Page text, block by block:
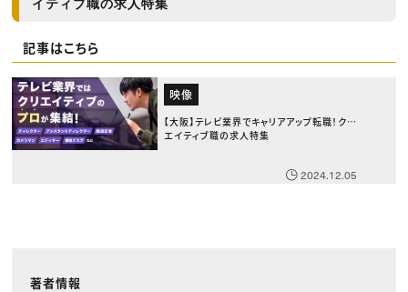
イティブ職の求人特集
記事はこちら
映像
【大阪】テレビ業界でキャリアアップ転職！クリ
エイティブ職の求人特集
2024.12.05
著者情報